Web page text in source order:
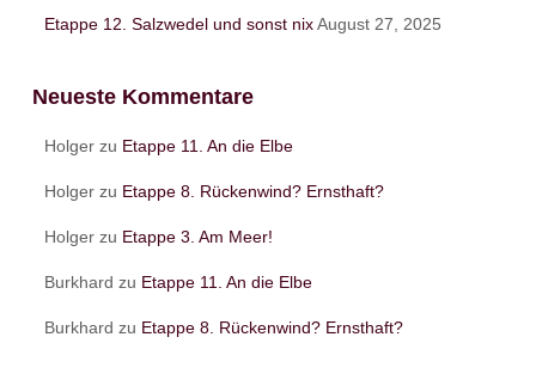
Etappe 12. Salzwedel und sonst nixAugust 27, 2025
Neueste Kommentare
Holger zu Etappe 11. An die Elbe
Holger zu Etappe 8. Rückenwind? Ernsthaft?
Holger zu Etappe 3. Am Meer!
Burkhard zu Etappe 11. An die Elbe
Burkhard zu Etappe 8. Rückenwind? Ernsthaft?